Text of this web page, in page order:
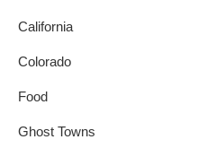
California
Colorado
Food
Ghost Towns